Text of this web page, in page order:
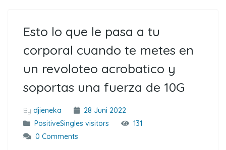
Esto lo que le pasa a tu
corporal cuando te metes en
un revoloteo acrobatico y
soportas una fuerza de 10G
By djieneka
28 Juni 2022
PositiveSingles visitors
131
0 Comments